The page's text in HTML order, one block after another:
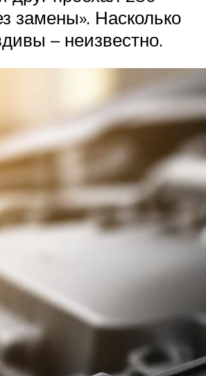
замены». Насколько
– неизвестно.